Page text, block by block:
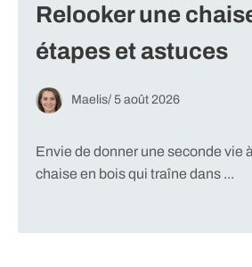
Relooker une
étapes et astuces
Maelis/ 5 août 2026
Envie de donner une seconde vie
chaise en bois qui traîne dans ...